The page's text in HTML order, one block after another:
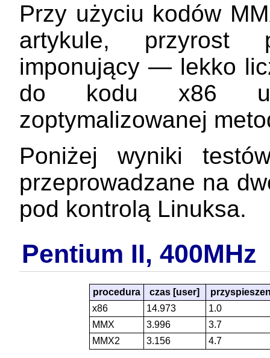
Przy użyciu kodów
artykule, przyrost
imponujący — lekko
do kodu x86
zoptymalizowanej
Poniżej wyniki
przeprowadzane na
pod kontrolą Linuksa.
Pentium II, 400MHz
procedura czas [user]
x86
14.973
1.0
MMX
3.996
3.7
MMX2
3.156 4.7